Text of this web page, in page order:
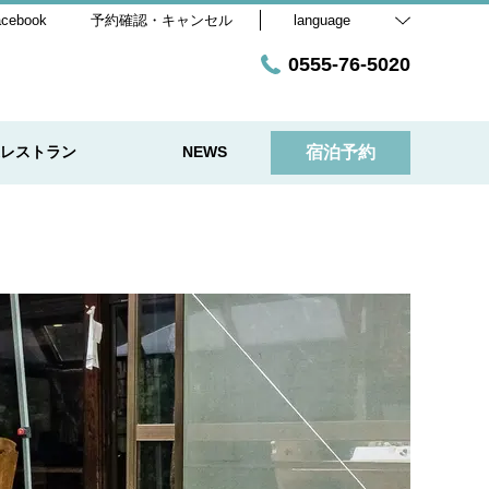
予約確認・キャンセル language
0555-76-5020
ストラン NEWS 宿泊予約